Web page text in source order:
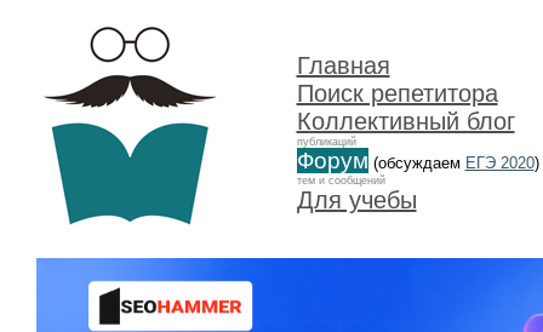
Главная
Поиск репетитора
Коллективный блог
публикаций
Форум (обсуждаем ЕГЭ 2020)
тем и сообщений
Для учебы